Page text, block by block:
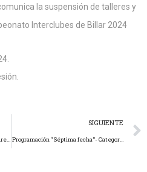
la suspensión de talleres y
Interclubes de Billar 2024
Charla de coaching deportivo para padres deportistas y entrenadores de Tiro Deportivo
SIGUIENTE
Programación “Séptima fecha”- Categorias de fútbol 8 – 9 -10